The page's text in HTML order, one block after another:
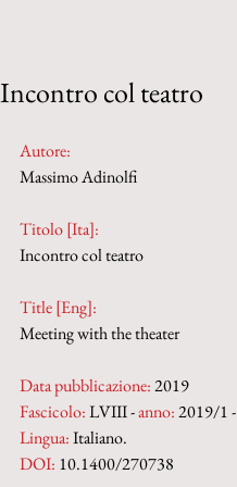
Incontro col teatro
Autore:
Massimo Adinolfi
Titolo [Ita]:
Incontro col teatro
Title [Eng]:
Meeting with the theater
Data pubblicazione: 2019
Fascicolo: LVIII - anno: 2019/1 -
Lingua: Italiano.
DOI: 10.1400/270738